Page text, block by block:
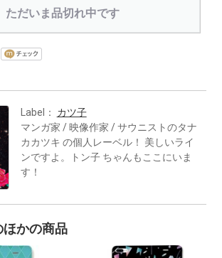
ただいま品切れ中です
Label： カツ子
マンガ家 / 映像作家 / サウニストのタナ
カカツキ の個人レーベル！ 美しいライ
ンですよ。トン子 ちゃんもここにいま
す！
ほかの商品